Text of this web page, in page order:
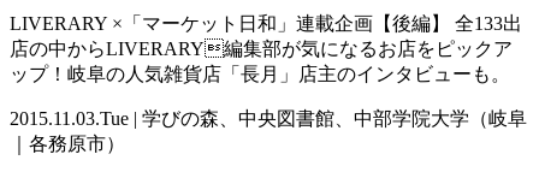
LIVERARY ×「マーケット日和」連載企画【後編】 全133出
店の中からLIVERARY編集部が気になるお店をピックア
ップ！岐阜の人気雑貨店「長月」店主のインタビューも。
2015.11.03.Tue | 学びの森、中央図書館、中部学院大学（岐阜
｜各務原市）